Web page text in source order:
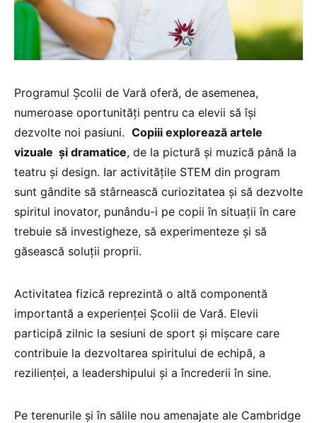
Programul Școlii de Vară oferă, de asemenea,
numeroase oportunități pentru ca elevii să își
dezvolte noi pasiuni. Copiii explorează artele
vizuale și dramatice, de la pictură și muzică până la
teatru și design. Iar activitățile STEM din program
sunt gândite să stârnească curiozitatea și să dezvolte
spiritul inovator, punându-i pe copii în situații în care
trebuie să investigheze, să experimenteze și să
găsească soluții proprii.
Activitatea fizică reprezintă o altă componentă
importantă a experienței Școlii de Vară. Elevii
participă zilnic la sesiuni de sport și mișcare care
contribuie la dezvoltarea spiritului de echipă, a
rezilienței, a leadershipului și a încrederii în sine.
Pe terenurile și în sălile nou amenajate ale Cambridge